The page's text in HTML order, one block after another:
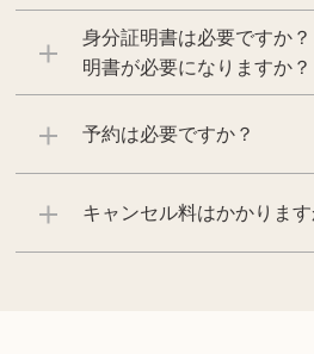
身分証明書は必要ですか
明書が必要になりますか？
予約は必要ですか？
キャンセル料はかかります